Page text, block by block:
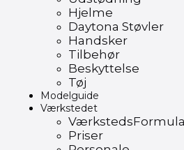
Hjelme
Daytona Støvler
Handsker
Tilbehør
Beskyttelse
Tøj
Modelguide
Værkstedet
Priser